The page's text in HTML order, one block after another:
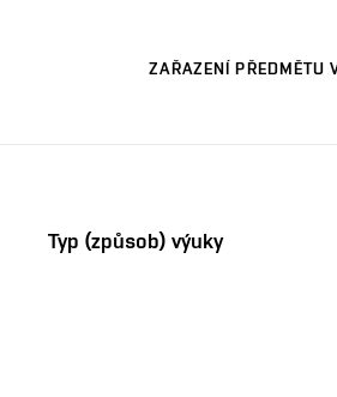
ZAŘAZENÍ PŘEDMĚTU
Typ (způsob) výuky